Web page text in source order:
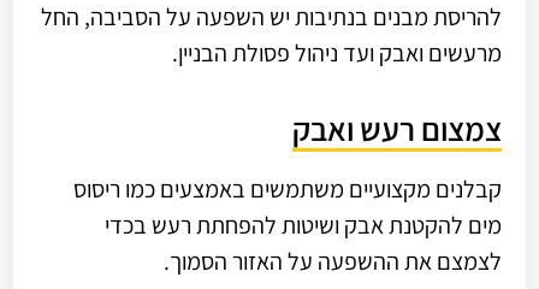
להריסת מבנים בנתיבות יש השפעה על הסביבה, החל
מרעשים ואבק ועד ניהול פסולת הבניין.
צמצום רעש ואבק
קבלנים מקצועיים משתמשים באמצעים כמו ריסוס
מים להקטנת אבק ושיטות להפחתת רעש בכדי
לצמצם את ההשפעה על האזור הסמוך.